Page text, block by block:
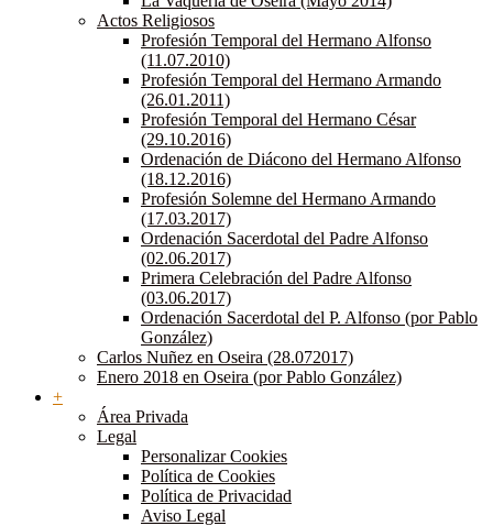
Actos Religiosos
Profesión Temporal del Hermano Alfonso
(11.07.2010)
Profesión Temporal del Hermano Armando
(26.01.2011)
Profesión Temporal del Hermano César
(29.10.2016)
Ordenación de Diácono del Hermano Alfonso
(18.12.2016)
Profesión Solemne del Hermano Armando
(17.03.2017)
Ordenación Sacerdotal del Padre Alfonso
(02.06.2017)
Primera Celebración del Padre Alfonso
(03.06.2017)
Ordenación Sacerdotal del P. Alfonso (por Pablo
González)
Carlos Nuñez en Oseira (28.072017)
Enero 2018 en Oseira (por Pablo González)
+
Área Privada
Legal
Personalizar Cookies
Política de Cookies
Política de Privacidad
Aviso Legal